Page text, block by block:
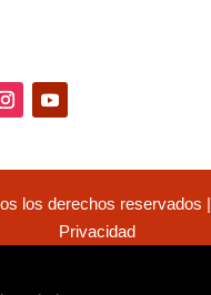
los derechos reservados |
Privacidad